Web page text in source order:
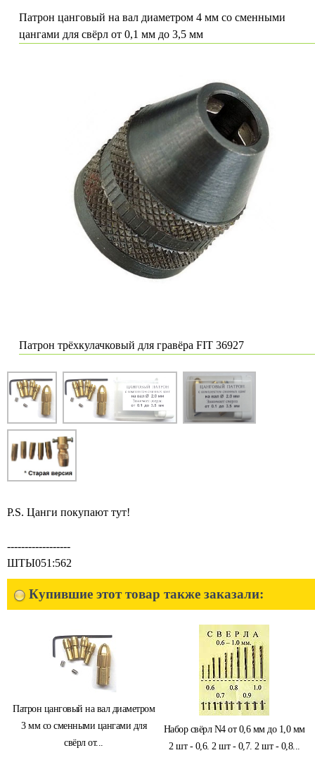
Патрон цанговый на вал диаметром 4 мм со сменными
цангами для свёрл от 0,1 мм до 3,5 мм
Патрон трёхкулачковый для гравёра FIT 36927
P.S. Цанги покупают тут!
------------------
ШТЫ051:562
Купившие этот товар также заказали:
Патрон цанговый на вал диаметром
3 мм со сменными цангами для
свёрл от...
Набор свёрл N4 от 0,6 мм до 1,0 мм
2 шт - 0,6. 2 шт - 0,7. 2 шт - 0,8...